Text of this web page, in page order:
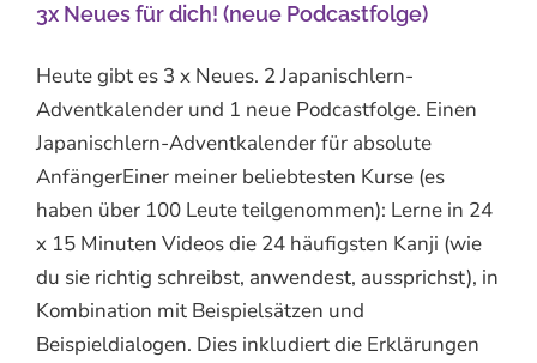
3x Neues für dich! (neue Podcastfolge)
Heute gibt es 3 x Neues. 2 Japanischlern-
Adventkalender und 1 neue Podcastfolge. Einen
Japanischlern-Adventkalender für absolute
AnfängerEiner meiner beliebtesten Kurse (es
haben über 100 Leute teilgenommen): Lerne in 24
x 15 Minuten Videos die 24 häufigsten Kanji (wie
du sie richtig schreibst, anwendest, aussprichst), in
Kombination mit Beispielsätzen und
Beispieldialogen. Dies inkludiert die Erklärungen